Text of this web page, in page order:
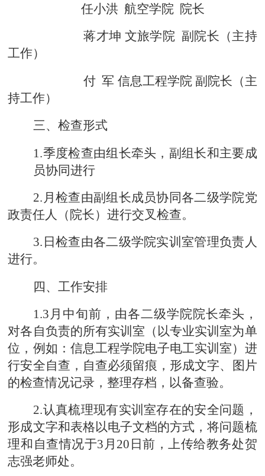
任小洪 航空学院 院长
蒋才坤 文旅学院 副院长 （主持
工作）
付 军 信息工程学院 副院长（主
持工作）
三、检查形式
1.季度检查由组长牵头，副组长和主要成
员协同进行
2.月检查由副组长成员协同各二级学院党
政责任人（院长）进行交叉检查。
3.日检查由各二级学院实训室管理负责人
进行。
四、工作安排
1.3月中旬前，由各二级学院院长牵头，
对各自负责的所有实训室（以专业实训室为单
位，例如：信息工程学院电子电工实训 室）进
行安全自查，自查必须留痕，形成文字、
图片
的检查情况记录，整理存档，以备查验。
2.认真梳理现有实训室存在的安全问题，
形成文字和表格以电子文档的方式，将问题梳
理和自查情况于3月20日前，上传给教务处贺
志强老师处。